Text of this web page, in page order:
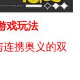
戏玩法
携奥义的双